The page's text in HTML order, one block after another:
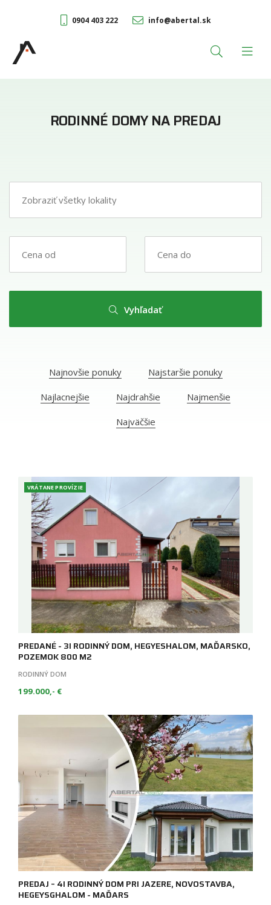
0904 403 222 info@abertal.sk
RODINNÉ DOMY NA PREDAJ
Vyhľadať
Najnovšie ponuky Najstaršie ponuky
Najlacnejšie Najdrahšie Najmenšie
Najväčšie
VRÁTANE PROVÍZIE
PREDANÉ - 3I RODINNÝ DOM, HEGYESHALOM, MAĎARSKO,
POZEMOK 800 M2
RODINNÝ DOM
199.000,- €
PREDAJ – 4I RODINNÝ DOM PRI JAZERE, NOVOSTAVBA,
HEGEYSGHALOM - MAĎARS